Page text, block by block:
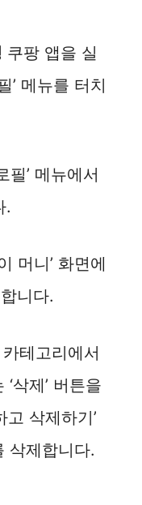
쿠팡 앱을 실
’ 메뉴를 터치
필’ 메뉴에서
.
머니’ 화면에
니다.
카테고리에서
삭제’ 버튼을
고 삭제하기’
삭제합니다.